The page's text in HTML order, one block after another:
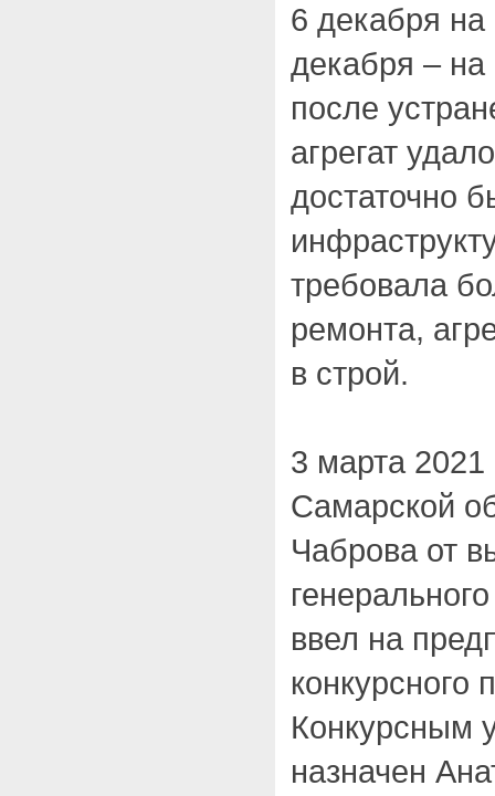
6 декабря на
декабря – на
после
агрегат
достаточно
требовала
ремонта,
в строй.
3 марта
Самарской
Чаброва от
ввел на
конкурсного
Конкурсным
назначен